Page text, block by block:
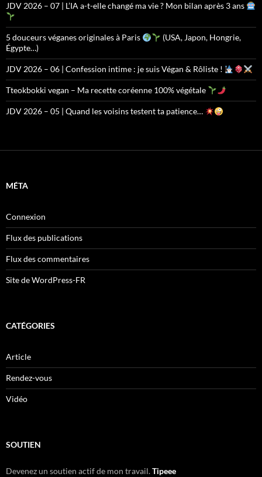
JDV 2026 – 07 | L’IA a-t-elle changé ma vie ? Mon bilan après 3 ans
5 douceurs véganes originales à Paris
(USA, Japon, Hongrie,
Égypte…)
JDV 2026 – 06 | Confession intime : je suis Végan & Rôliste !
Tteokbokki vegan – Ma recette coréenne 100% végétale
JDV 2026 – 05 | Quand les voisins testent ta patience…
MÉTA
Connexion
Flux des publications
Flux des commentaires
Site de WordPress-FR
CATÉGORIES
Article
Rendez-vous
Vidéo
SOUTIEN
Devenez un soutien actif de mon travail.Tipeee